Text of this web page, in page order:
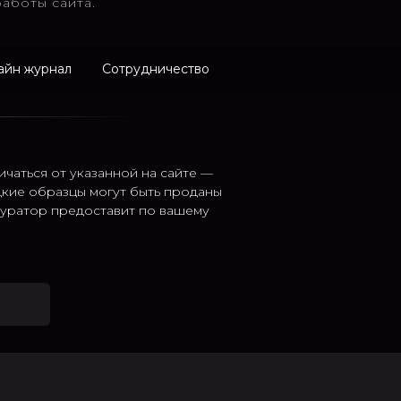
журнал Сотрудничество
от указанной на сайте —
образцы могут быть проданы
предоставит по вашему